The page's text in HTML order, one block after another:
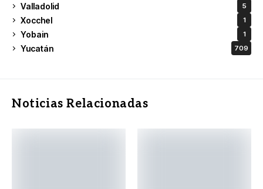
Valladolid 5
Xocchel 1
Yobain 1
Yucatán 709
Noticias Relacionadas